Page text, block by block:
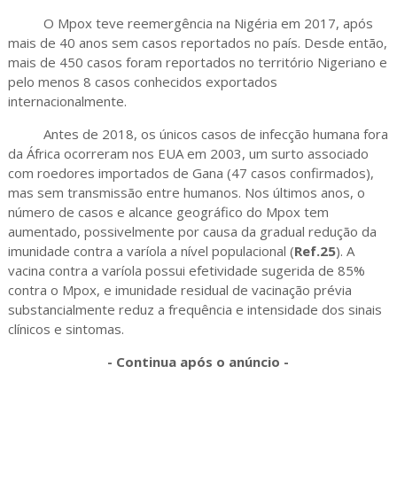
O Mpox teve reemergência na Nigéria em 2017, após
mais de 40 anos sem casos reportados no país. Desde então,
mais de 450 casos foram reportados no território Nigeriano e
pelo menos 8 casos conhecidos exportados
internacionalmente.
Antes de 2018, os únicos casos de infecção humana fora
da África ocorreram nos EUA em 2003, um surto associado
com roedores importados de Gana (47 casos confirmados),
mas sem transmissão entre humanos. Nos últimos anos, o
número de casos e alcance geográfico do Mpox tem
aumentado, possivelmente por causa da gradual redução da
imunidade contra a varíola a nível populacional (Ref.25). A
vacina contra a varíola possui efetividade sugerida de 85%
contra o Mpox, e imunidade residual de vacinação prévia
substancialmente reduz a frequência e intensidade dos sinais
clínicos e sintomas.
- Continua após o anúncio -